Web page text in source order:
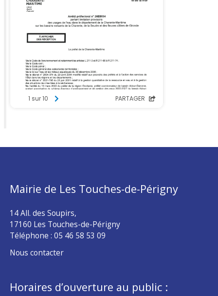
Mairie de Les Touches-de-Périgny
14 All. des Soupirs,
17160 Les Touches-de-Périgny
Téléphone : 05 46 58 53 09
Nous contacter
Horaires d’ouverture au public :